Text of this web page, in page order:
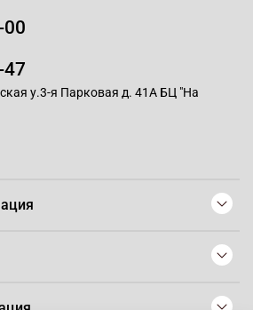
00
47
у.3-я Парковая д. 41А БЦ "На